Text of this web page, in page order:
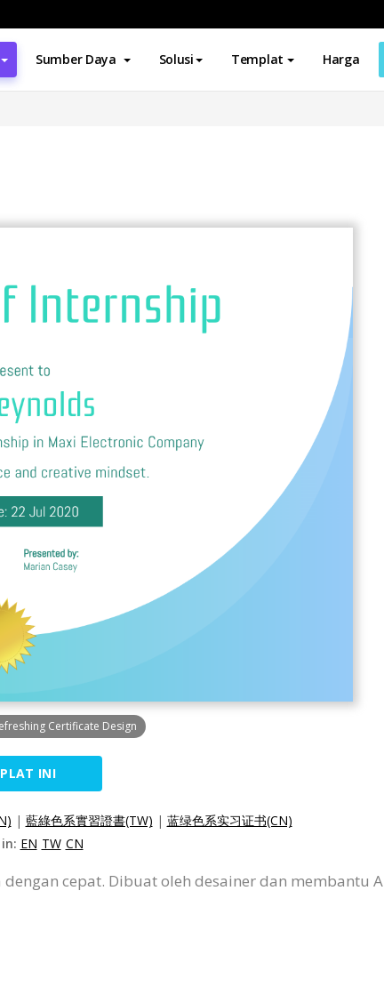
Sumber Daya Solusi Templat Harga
Certificate Design
INI
| 藍綠色系實習證書(TW) | 蓝绿色系实习证书(CN)
EN TW CN
cepat. Dibuat oleh desainer dan membantu